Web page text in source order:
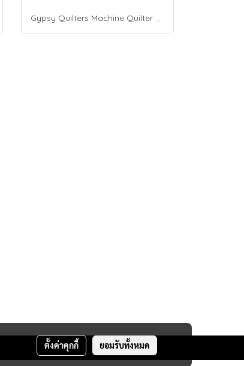
Gypsy Quilters Machine Quilter Gloves
ตั้งค่าคุกกี้ ยอมรับทั้งหมด